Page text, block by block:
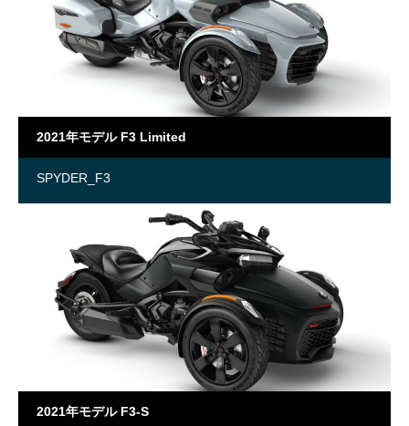
2021年モデル F3 Limited
SPYDER_F3
2021年モデル F3-S